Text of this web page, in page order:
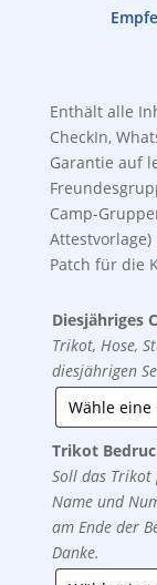
Enthält alle
CheckIn,
Garantie auf
Camp-
Patch für die
Diesjähriges
Trikot, Hose,
diesjährigen
Trikot
Soll das
Name und
am Ende der
Danke.